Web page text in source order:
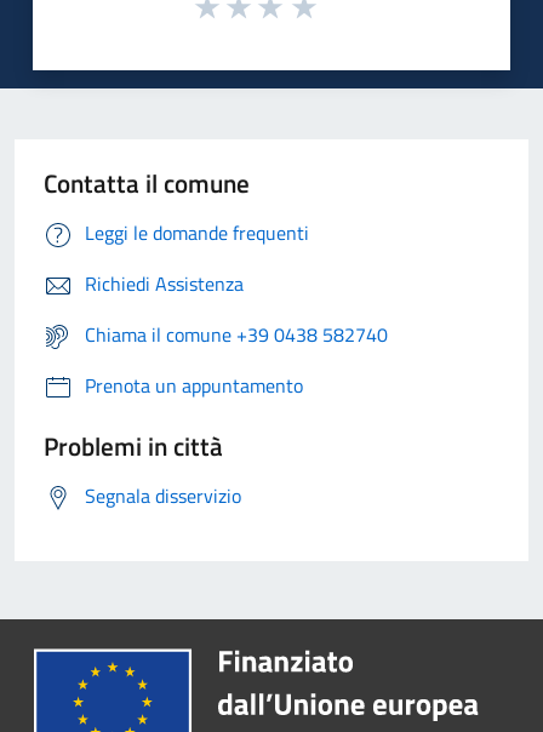
Contatta il comune
Leggi le domande frequenti
Richiedi Assistenza
Chiama il comune +39 0438 582740
Prenota un appuntamento
Problemi in città
Segnala disservizio